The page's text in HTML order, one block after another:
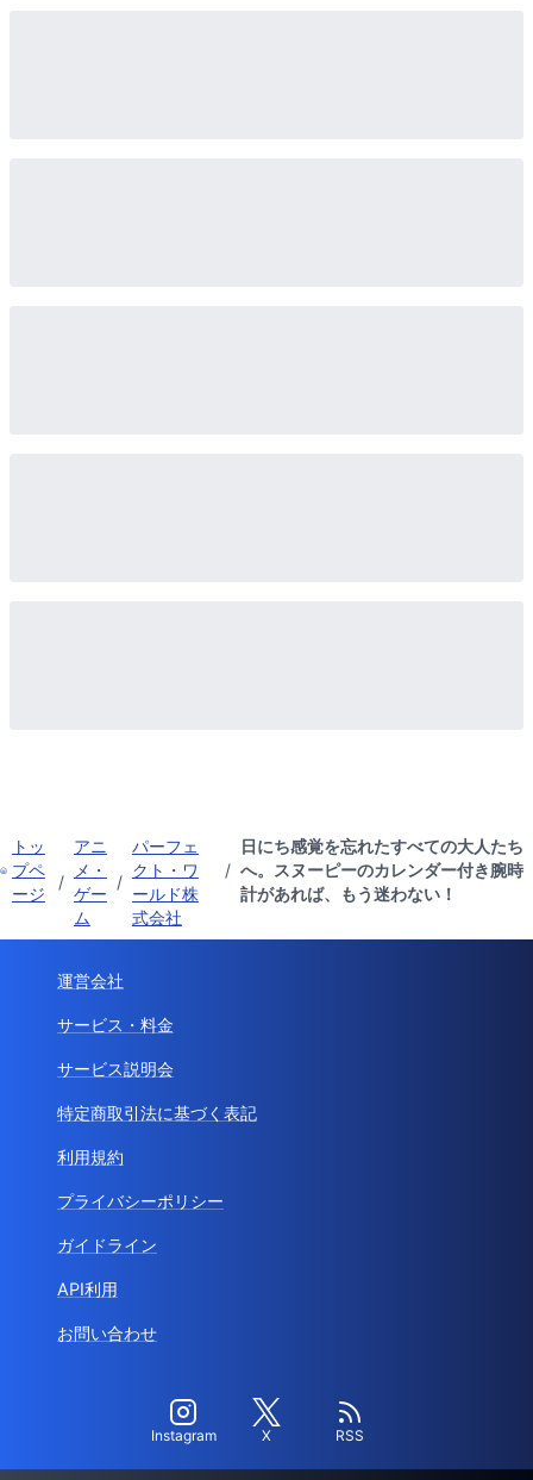
トッ
プペ
ージ
/
アニ
メ・
ゲー
ム
/
パーフェ
クト・ワ
ールド株
式会社
/
日にち感覚を忘れたすべての大人たち
へ。スヌーピーのカレンダー付き腕時
計があれば、もう迷わない！
運営会社
サービス・料金
サービス説明会
特定商取引法に基づく表記
利用規約
プライバシーポリシー
ガイドライン
API利用
お問い合わせ
Instagram X RSS